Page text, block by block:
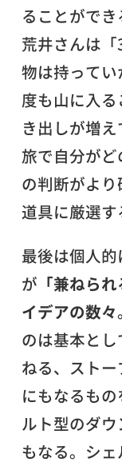
ることがで
荒井さんは
物は持って
度も山に入
き出しが増
旅で自分が
の判断がよ
道具に厳選す
最後は個人
が 「兼ねら
イデアの数々
のは基本と
ねる、スト
にもなるも
ルト型のダ
もなる。シ